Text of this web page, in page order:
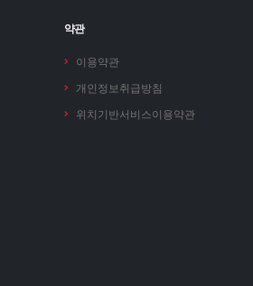
약관
이용약관
개인정보취급방침
위치기반서비스이용약관